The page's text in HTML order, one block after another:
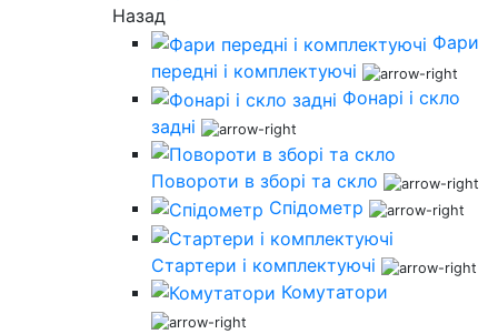
Назад
Фари
передні і комплектуючі
Фонарі і скло
задні
Повороти в зборі та скло
Спідометр
Стартери і комплектуючі
Комутатори